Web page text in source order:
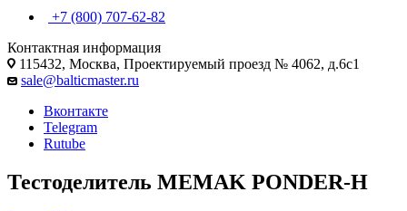
+7 (800) 707-62-82
Контактная информация
115432, Москва, Проектируемый проезд № 4062, д.6с1
sale@balticmaster.ru
Вконтакте
Telegram
Rutube
Тестоделитель MEMAK PONDER-H